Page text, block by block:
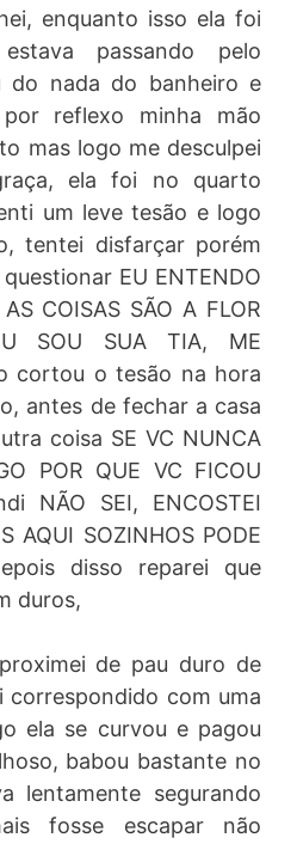
enquanto isso ela foi
passando pelo
do nada do banheiro e
reflexo minha mão
mas logo me desculpei
ela foi no quarto
um leve tesão e logo
tentei disfarçar porém
EU ENTENDO
COISAS SÃO A FLOR
SOU SUA TIA, ME
cortou o tesão na hora
antes de fechar a casa
coisa SE VC NUNCA
POR QUE VC FICOU
NÃO SEI, ENCOSTEI
AQUI SOZINHOS PODE
disso reparei que
duros,
de pau duro de
correspondido com uma
ela se curvou e pagou
babou bastante no
lentamente segurando
fosse escapar não